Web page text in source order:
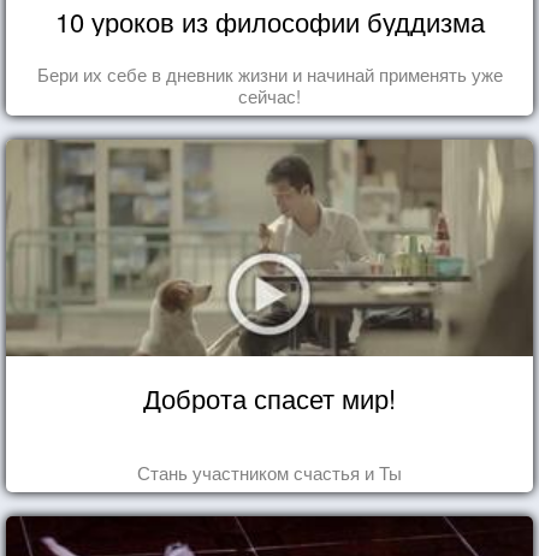
10 уроков из философии буддизма
Бери их себе в дневник жизни и начинай применять уже
сейчас!
Доброта спасет мир!
Стань участником счастья и Ты